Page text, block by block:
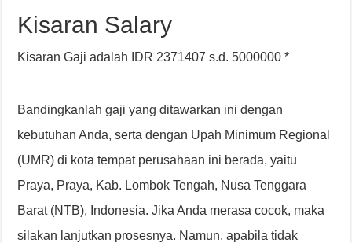
Kisaran Salary
Kisaran Gaji adalah IDR 2371407 s.d. 5000000 *
Bandingkanlah gaji yang ditawarkan ini dengan
kebutuhan Anda, serta dengan Upah Minimum Regional
(UMR) di kota tempat perusahaan ini berada, yaitu
Praya, Praya, Kab. Lombok Tengah, Nusa Tenggara
Barat (NTB), Indonesia. Jika Anda merasa cocok, maka
silakan lanjutkan prosesnya. Namun, apabila tidak